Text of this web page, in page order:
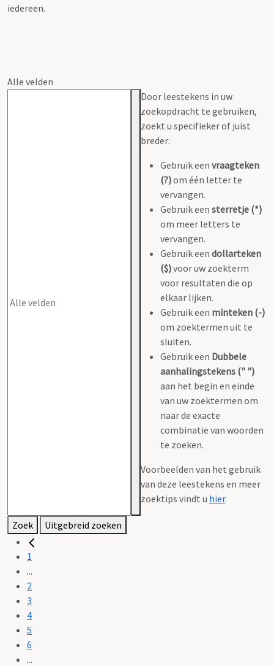
iedereen.
Alle velden
Door leestekens in uw
zoekopdracht te gebruiken,
zoekt u specifieker of juist
breder:
Gebruik een vraagteken
(?)om één letter te
vervangen.
Gebruik een sterretje (*)
om meer letters te
vervangen.
Gebruik een dollarteken
($)voor uw zoekterm
voor resultaten die op
elkaar lijken.
Gebruik een minteken (-)
om zoektermen uit te
sluiten.
Gebruik een Dubbele
aanhalingstekens (" ")
aan het begin en einde
van uw zoektermen om
naar de exacte
combinatie van woorden
te zoeken.
Voorbeelden van het gebruik
van deze leestekens en meer
zoektips vindt u hier.
Zoek Uitgebreid zoeken
1
...
2
3
4
5
6
...